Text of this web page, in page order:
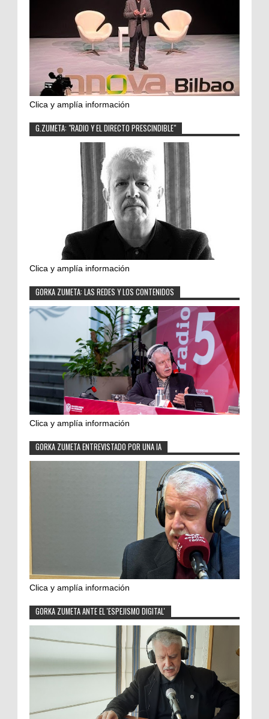
Clica y amplía información
G.ZUMETA: "RADIO Y EL DIRECTO PRESCINDIBLE"
Clica y amplía información
GORKA ZUMETA: LAS REDES Y LOS CONTENIDOS
Clica y amplía información
GORKA ZUMETA ENTREVISTADO POR UNA IA
Clica y amplía información
GORKA ZUMETA ANTE EL 'ESPEJISMO DIGITAL'